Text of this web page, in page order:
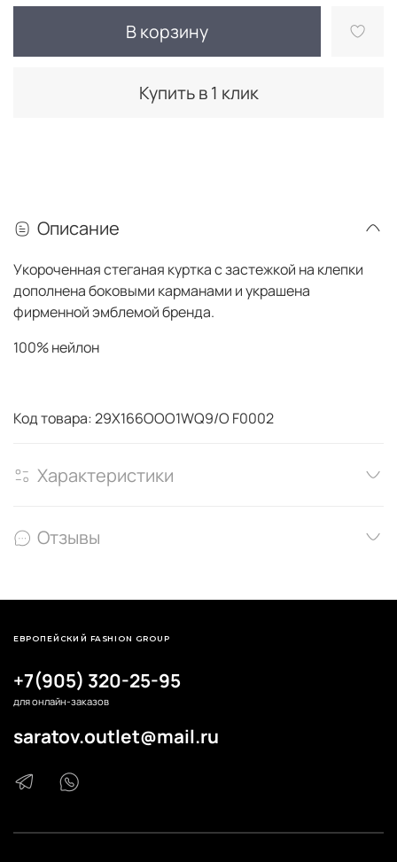
В корзину
Купить в 1 клик
Описание
Укороченная стеганая куртка с застежкой на клепки
дополнена боковыми карманами и украшена
фирменной эмблемой бренда.
100% нейлон
Код товара: 29X166OOO1WQ9/O F0002
Характеристики
Отзывы
+7(905) 320-25-95
для онлайн-заказов
saratov.outlet@mail.ru
ЕВРОПЕЙСКИЙ FASHION GROUP